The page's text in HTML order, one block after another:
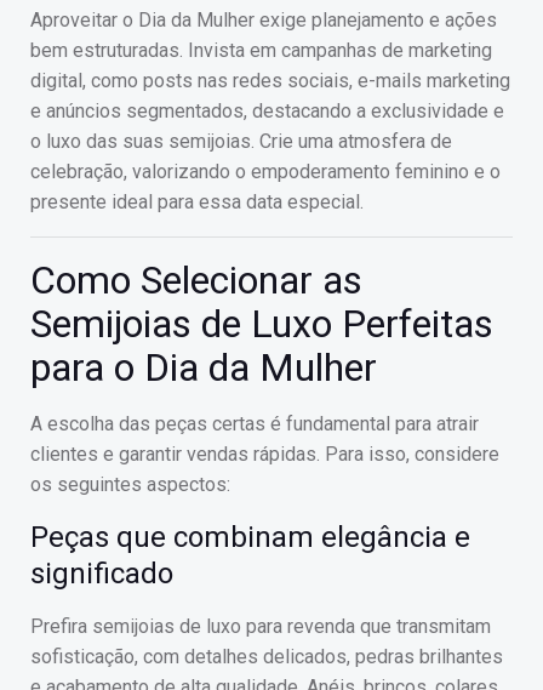
Aproveitar o Dia da Mulher exige planejamento e ações
bem estruturadas. Invista em campanhas de marketing
digital, como posts nas redes sociais, e-mails marketing
e anúncios segmentados, destacando a exclusividade e
o luxo das suas semijoias. Crie uma atmosfera de
celebração, valorizando o empoderamento feminino e o
presente ideal para essa data especial.
Como Selecionar as
Semijoias de Luxo Perfeitas
para o Dia da Mulher
A escolha das peças certas é fundamental para atrair
clientes e garantir vendas rápidas. Para isso, considere
os seguintes aspectos:
Peças que combinam elegância e
significado
Prefira semijoias de luxo para revenda que transmitam
sofisticação, com detalhes delicados, pedras brilhantes